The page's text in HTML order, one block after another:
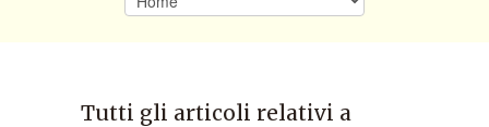
Tutti gli articoli relativi a